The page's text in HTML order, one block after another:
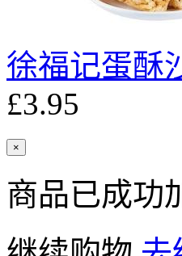
徐福记蛋酥
£3.95
×
商品已成功